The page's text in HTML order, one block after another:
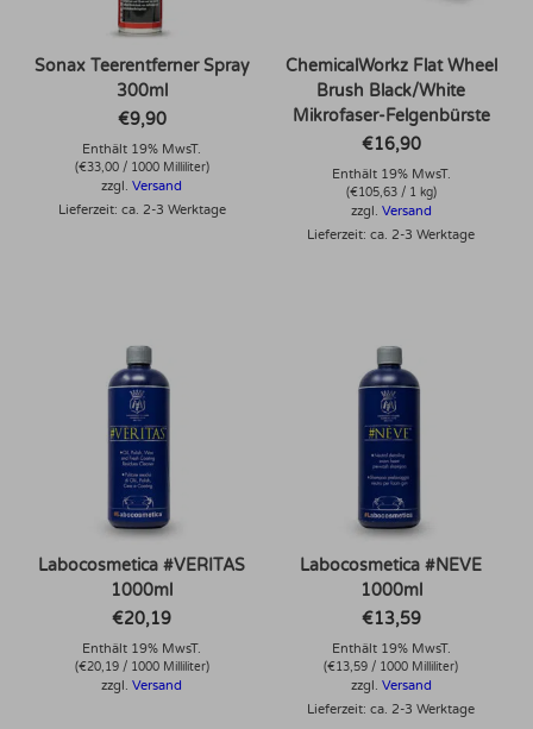
Sonax Teerentferner Spray
300ml
€9,90
Enthält 19% MwsT.
(€33,00/ 1000 Milliliter)
zzgl.Versand
Lieferzeit: ca. 2-3 Werktage
ChemicalWorkz Flat Wheel
Brush Black/White
Mikrofaser-Felgenbürste
€16,90
Enthält 19% MwsT.
(€105,63/ 1 kg)
zzgl. Versand
Lieferzeit: ca. 2-3 Werktage
Labocosmetica #VERITAS
1000ml
€20,19
Enthält 19% MwsT.
(€20,19/ 1000 Milliliter)
zzgl.Versand
Labocosmetica #NEVE
1000ml
€13,59
Enthält 19% MwsT.
(€13,59 / 1000 Milliliter)
zzgl. Versand
Lieferzeit: ca. 2-3 Werktage